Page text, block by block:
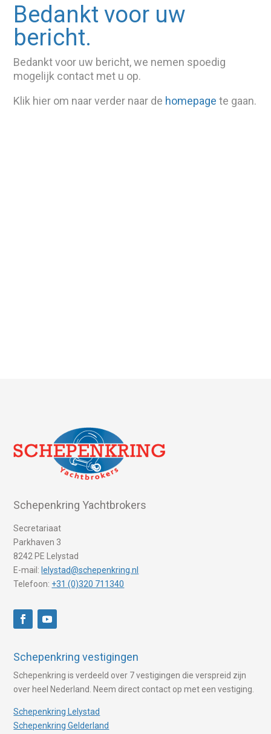
Bedankt voor uw
bericht.
Bedankt voor uw bericht, we nemen spoedig
mogelijk contact met u op.
Klik hier om naar verder naar de homepage te gaan.
Schepenkring Yachtbrokers
Secretariaat
Parkhaven 3
8242 PE Lelystad
E-mail: lelystad@schepenkring.nl
Telefoon: +31 (0)320 711340
Schepenkring vestigingen
Schepenkring is verdeeld over 7 vestigingen die verspreid zijn
over heel Nederland. Neem direct contact op met een vestiging.
Schepenkring Lelystad
Schepenkring Gelderland